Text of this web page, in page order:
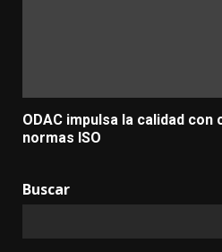
ODAC impulsa la calidad
normas ISO
Buscar